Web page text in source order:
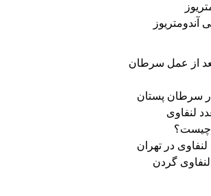
آندومتریوز
از عمل سرطان
سرطان پستان
لنفاوی
چیست؟
در تهران
گردن